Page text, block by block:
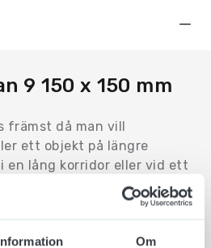
Om
9 150 x 150 mm
främst då man vill
ett objekt på längre
en lång korridor eller vid ett
Uv-beständig och icke
på båda sidor av